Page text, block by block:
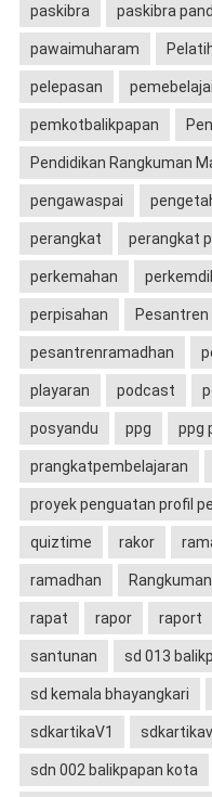
paskibra paskibra
pawaimuharam
pelepasan
pemkotbalikpapan
Pendidikan Rangkuman
pengawaspai
perangkat perangkat
perkemahan
perpisahan Pesantren
pesantrenramadhan
playaran podcast
posyandu ppg ppg
prangkatpembelajaran
proyek penguatan profil
quiztime rakor
ramadhan
rapat rapor raport
santunan sd 013
sd kemala bhayangkari
sdkartikaV1
sdn 002 balikpapan kota